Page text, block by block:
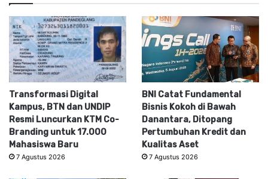
Transformasi Digital
Kampus, BTN dan UNDIP
Resmi Luncurkan KTM Co-
Branding untuk 17.000
Mahasiswa Baru
7 Agustus 2026
BNI Catat Fundamental
Bisnis Kokoh di Bawah
Danantara, Ditopang
Pertumbuhan Kredit dan
Kualitas Aset
7 Agustus 2026